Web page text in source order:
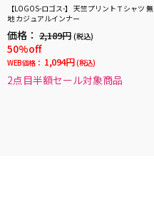
【LOGOS-ロゴス-】 天竺プリントＴシャツ 無
地 カジュアルインナー
価格： 2,189円 (税込)
50%off
WEB価格： 1,094円 (税込)
2点目半額セール対象商品